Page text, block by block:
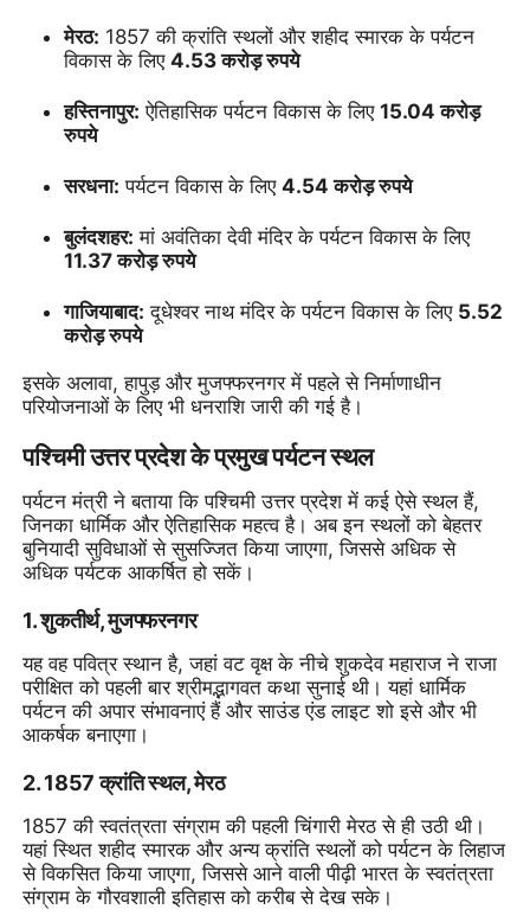
मेरठ: 1857 की क्रांति स्थलों और शहीद स्मारक के पर्यटन
विकास के लिए4.53 करोड़ रुपये
हस्तिनापुर: ऐतिहासिक पर्यटन विकास के लिए15.04 करोड़
रुपये
सरधना: पर्यटन विकास के लिए4.54 करोड़ रुपये
बुलंदशहर: मां अवंतिका देवी मंदिर के पर्यटन विकास के लिए
11.37 करोड़ रुपये
गाजियाबाद: दूधेश्वर नाथ मंदिर के पर्यटन विकास के लिए 5.52
करोड़ रुपये
इसके अलावा, हापुड़ और मुजफ्फरनगर में पहले से निर्माणाधीन
परियोजनाओं के लिए भी धनराशि जारी की गई है।
पश्चिमी उत्तर प्रदेश के प्रमुख पर्यटन स्थल
पर्यटन मंत्री ने बताया कि पश्चिमी उत्तर प्रदेश में कई ऐसे स्थल हैं,
जिनका धार्मिक और ऐतिहासिक महत्व है। अब इन स्थलों को बेहतर
बुनियादी सुविधाओं से सुसज्जित किया जाएगा, जिससे अधिक से
अधिक पर्यटक आकर्षित हो सकें।
1. शुकतीर्थ, मुजफ्फरनगर
यह वह पवित्र स्थान है, जहां वट वृक्ष के नीचे शुकदेव महाराज ने राजा
परीक्षित को पहली बार श्रीमद्भागवत कथा सुनाई थी। यहां धार्मिक
पर्यटन की अपार संभावनाएं हैं और साउंड एंड लाइट शो इसे और भी
आकर्षक बनाएगा।
2. 1857 क्रांति स्थल, मेरठ
1857 की स्वतंत्रता संग्राम की पहली चिंगारी मेरठ से ही उठी थी।
यहां स्थित शहीद स्मारक और अन्य क्रांति स्थलों को पर्यटन के लिहाज
से विकसित किया जाएगा, जिससे आने वाली पीढ़ी भारत के स्वतंत्रता
संग्राम के गौरवशाली इतिहास को करीब से देख सके।